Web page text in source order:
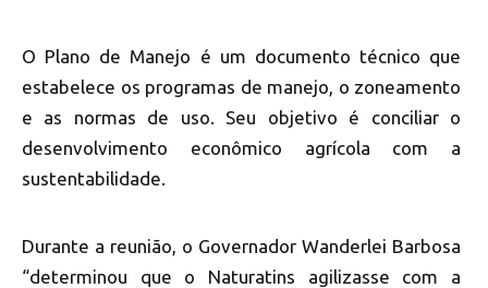
O Plano de Manejo é um documento técnico que
estabelece os programas de manejo, o zoneamento
e as normas de uso. Seu objetivo é conciliar o
desenvolvimento econômico agrícola com a
sustentabilidade.
Durante a reunião, o Governador Wanderlei Barbosa
“determinou que o Naturatins agilizasse com a